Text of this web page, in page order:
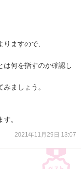
ますので、
は何を指すのか確認し
ましょう。
。
2021年11月29日 13:07